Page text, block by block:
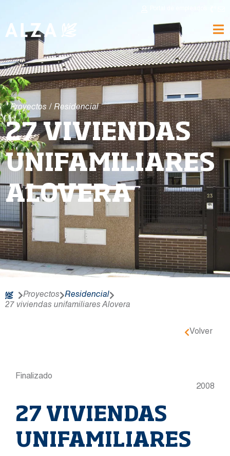
Proyectos / Residencial
27 VIVIENDAS
UNIFAMILIARES
ALOVERA
Proyectos
Residencial
27 viviendas unifamiliares Alovera
Volver
Finalizado
2008
27 VIVIENDAS
UNIFAMILIARES